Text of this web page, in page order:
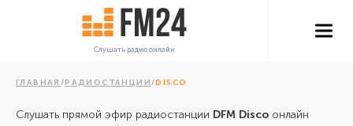
Слушать радио онлайн
ГЛАВНАЯ /РАДИОСТАНЦИИ/DISCO
Слушать прямой эфир радиостанции DFM Disco онлайн